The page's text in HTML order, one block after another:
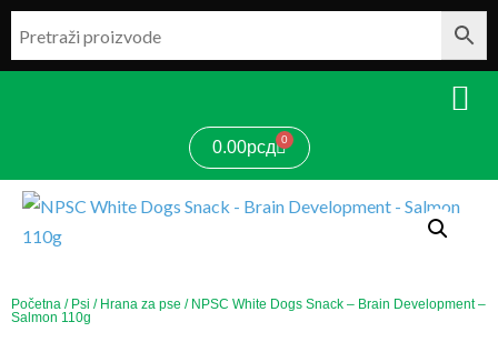
Pređi
sadržaj
0.00рсд 0
Cart
Početna / Psi / Hrana za pse / NPSC White Dogs Snack – Brain Development –
Salmon 110g